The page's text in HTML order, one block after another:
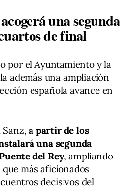
una segunda
de final
por el Ayuntamiento y la
además una ampliación
española avance en
Sanz,a partir de los
una segunda
del Rey, ampliando
más aficionados
decisivos del